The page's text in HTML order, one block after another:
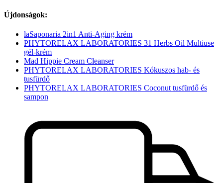
Újdonságok:
laSaponaria 2in1 Anti-Aging krém
PHYTORELAX LABORATORIES 31 Herbs Oil Multiuse
gél-krém
Mad Hippie Cream Cleanser
PHYTORELAX LABORATORIES Kókuszos hab- és
tusfürdő
PHYTORELAX LABORATORIES Coconut tusfürdő és
sampon